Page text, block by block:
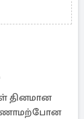
தினமான